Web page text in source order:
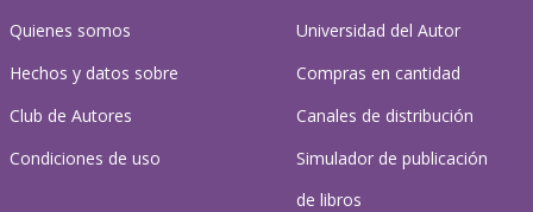
Quienes somos
Hechos y datos sobre
Club de Autores
Condiciones de uso
Universidad del Autor
Compras en cantidad
Canales de distribución
Simulador de publicación
de libros